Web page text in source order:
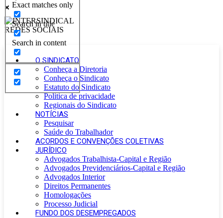
Exact matches only
Search in title
Search in content
O SINDICATO
Conheça a Diretoria
Conheça o Sindicato
Estatuto do Sindicato
Politica de privacidade
Regionais do Sindicato
NOTÍCIAS
Pesquisar
Saúde do Trabalhador
ACORDOS E CONVENÇÕES COLETIVAS
JURÍDICO
Advogados Trabalhista-Capital e Região
Advogados Previdenciários-Capital e Região
Advogados Interior
Direitos Permanentes
Homologações
Processo Judicial
FUNDO DOS DESEMPREGADOS